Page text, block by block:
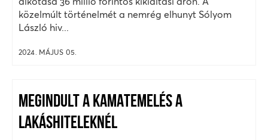
közelmúlt történelmét a nemrég elhunyt Sólyom
László hiv...
2024. MÁJUS 05.
MEGINDULT A KAMATEMELÉS A
LAKÁSHITELEKNÉL